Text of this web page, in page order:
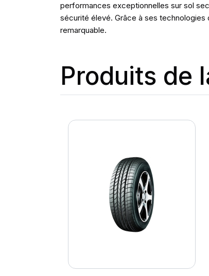
performances exceptionnelles sur sol
sécurité élevé. Grâce à ses
remarquable.
Produits de